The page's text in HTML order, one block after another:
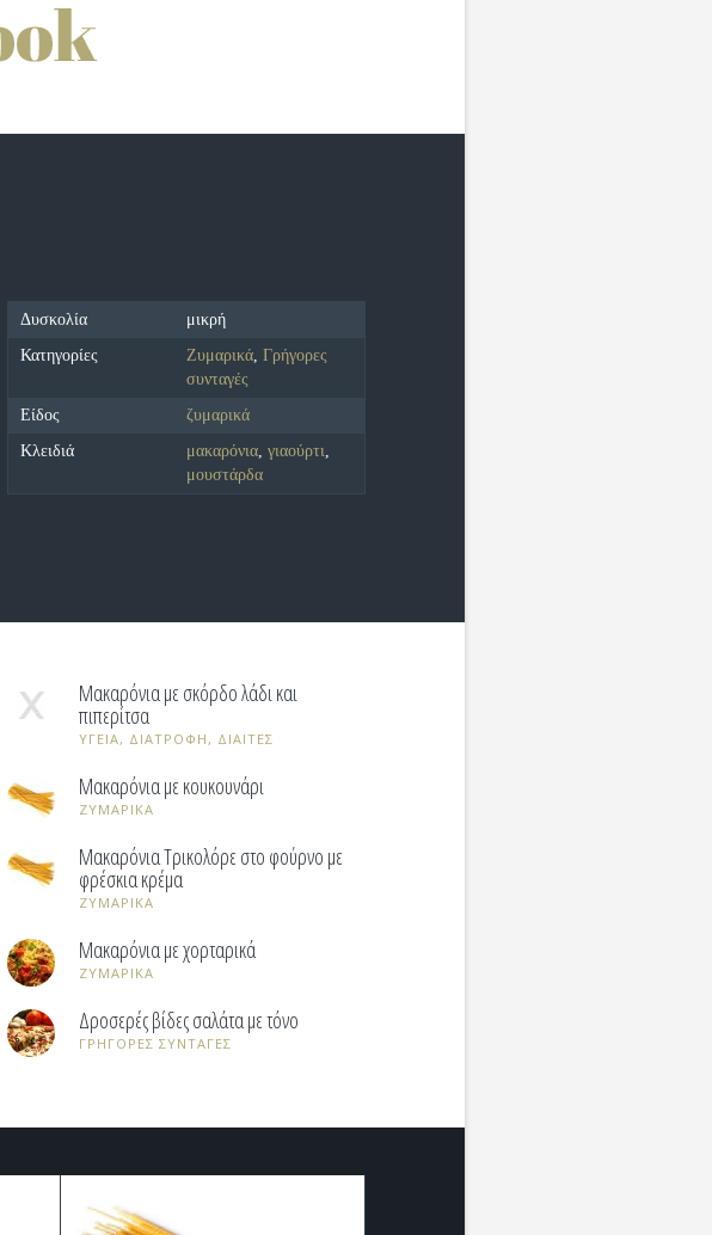
Δυσκολία
μικρή
Κατηγορίες
Ζυμαρικά,Γρήγορες
συνταγές
Είδος
ζυμαρικά
Κλειδιά
μακαρόνια,γιαούρτι,
μουστάρδα
Μακαρόνια με σκόρδο λάδι και
πιπερίτσα
ΥΓΕΙΑ, ΔΙΑΤΡΟΦΗ, ΔΙΑΙΤΕΣ
Μακαρόνια με κουκουνάρι
ΖΥΜΑΡΙΚΑ
Μακαρόνια Τρικολόρε στο φούρνο με
φρέσκια κρέμα
ΖΥΜΑΡΙΚΑ
Μακαρόνια με χορταρικά
ΖΥΜΑΡΙΚΑ
Δροσερές βίδες σαλάτα με τόνο
ΓΡΗΓΟΡΕΣ ΣΥΝΤΑΓΕΣ